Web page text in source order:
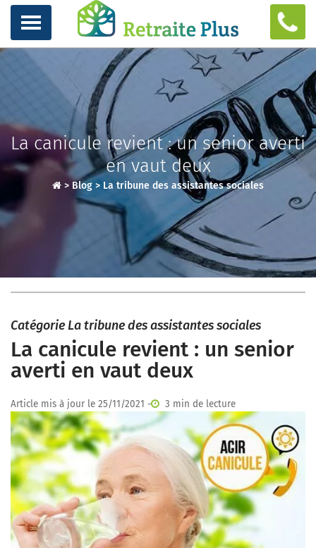
La canicule revient : un senior averti
en vaut deux
> Blog > La tribune des assistantes sociales
Catégorie La tribune des assistantes sociales
La canicule revient : un senior
averti en vaut deux
Article mis à jour le 25/11/2021 - 3 min de lecture